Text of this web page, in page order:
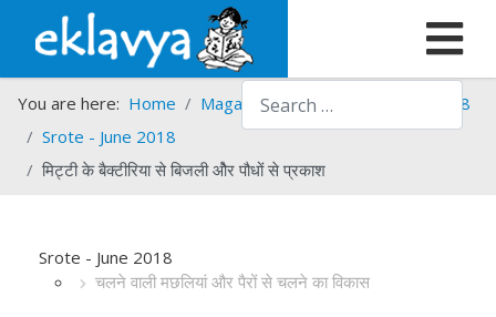
Search
You are here: Home Magazines Srote
Srote - 2018
Srote - June 2018
मिट्टी के बैक्टीरिया से बिजली औेर पौधों से प्रकाश
Srote - June 2018
चलने वाली मछलियां और पैरों से चलने का विकास